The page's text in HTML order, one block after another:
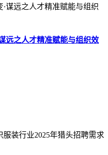
远之人才精准赋能与组织效